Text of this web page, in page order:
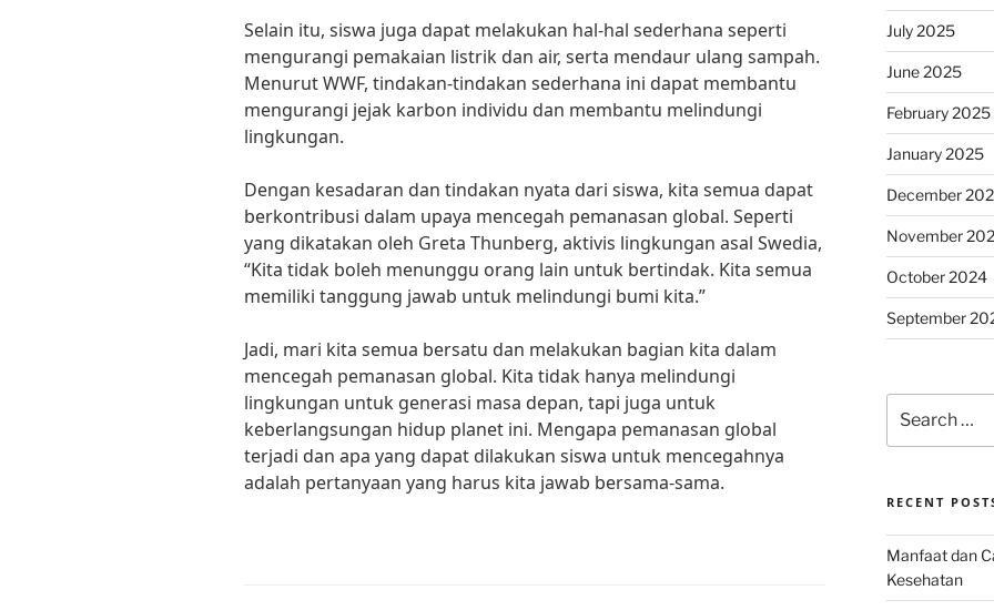
Selain itu, siswa juga dapat melakukan hal-hal sederhana seperti
mengurangi pemakaian listrik dan air, serta mendaur ulang sampah.
Menurut WWF, tindakan-tindakan sederhana ini dapat membantu
mengurangi jejak karbon individu dan membantu melindungi
lingkungan.
Dengan kesadaran dan tindakan nyata dari siswa, kita semua dapat
berkontribusi dalam upaya mencegah pemanasan global. Seperti
yang dikatakan oleh Greta Thunberg, aktivis lingkungan asal Swedia,
“Kita tidak boleh menunggu orang lain untuk bertindak. Kita semua
memiliki tanggung jawab untuk melindungi bumi kita.”
Jadi, mari kita semua bersatu dan melakukan bagian kita dalam
mencegah pemanasan global. Kita tidak hanya melindungi
lingkungan untuk generasi masa depan, tapi juga untuk
keberlangsungan hidup planet ini. Mengapa pemanasan global
terjadi dan apa yang dapat dilakukan siswa untuk mencegahnya
adalah pertanyaan yang harus kita jawab bersama-sama.
July 2025
June 2025
February 2025
January 2025
December
November
October 2024
September
for:
RECENT
Manfaat dan
Kesehatan